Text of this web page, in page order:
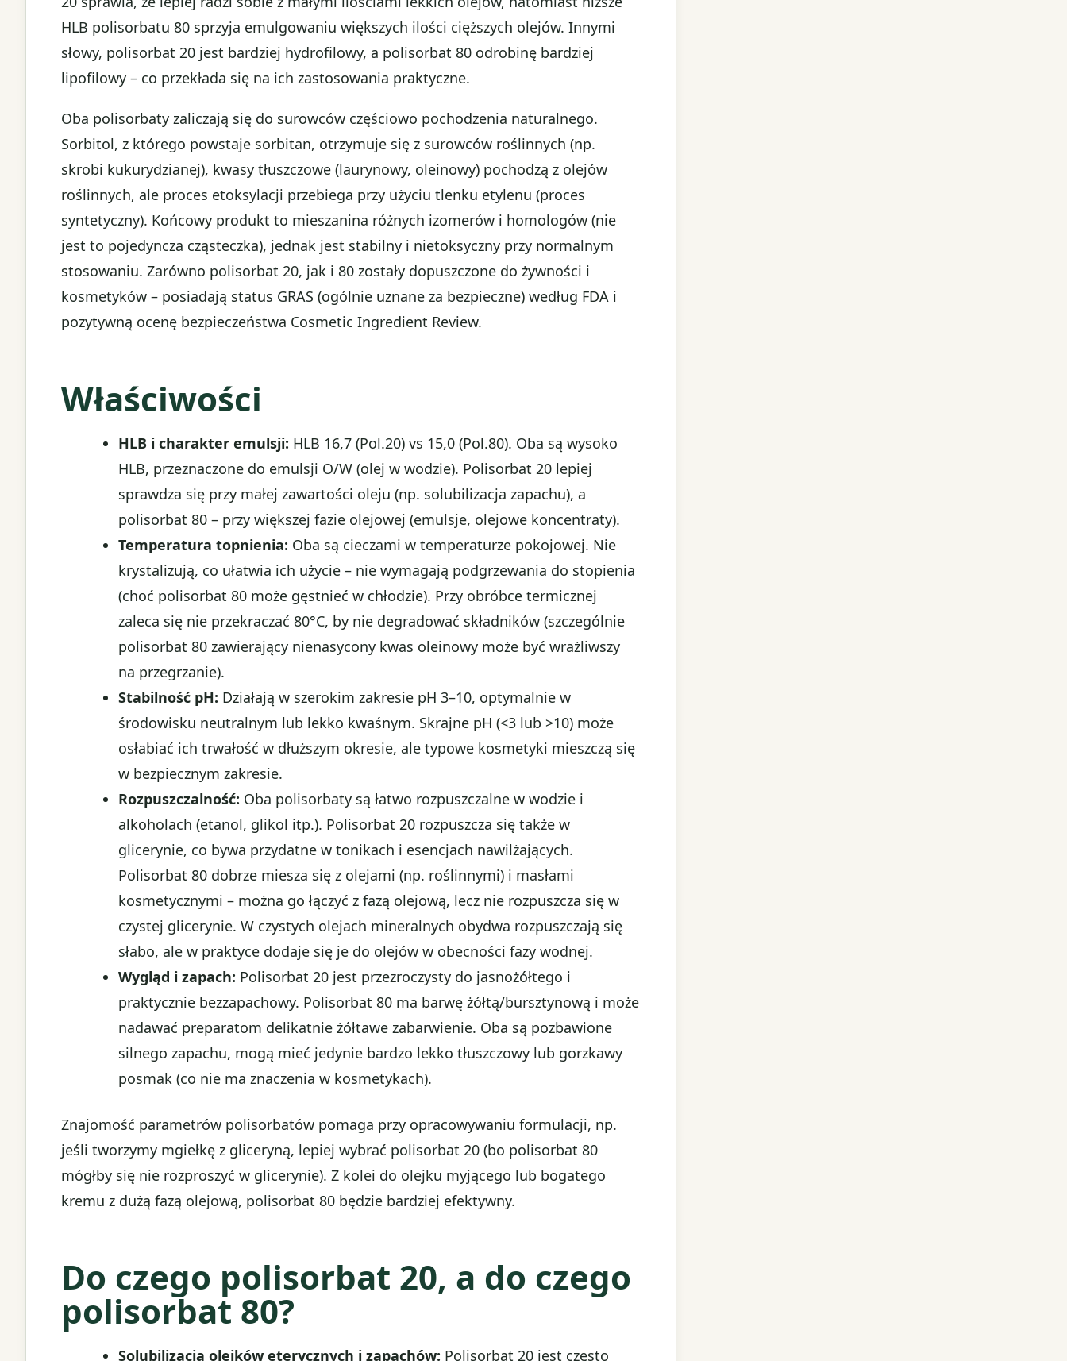
HLB polisorbatu 80 sprzyja emulgowaniu większych ilości cięższych olejów. Innymi
słowy, polisorbat 20 jest bardziej hydrofilowy, a polisorbat 80 odrobinę bardziej
lipofilowy – co przekłada się na ich zastosowania praktyczne.
Oba polisorbaty zaliczają się do surowców częściowo pochodzenia naturalnego.
Sorbitol, z którego powstaje sorbitan, otrzymuje się z surowców roślinnych (np.
skrobi kukurydzianej), kwasy tłuszczowe (laurynowy, oleinowy) pochodzą z olejów
roślinnych, ale proces etoksylacji przebiega przy użyciu tlenku etylenu (proces
syntetyczny). Końcowy produkt to mieszanina różnych izomerów i homologów (nie
jest to pojedyncza cząsteczka), jednak jest stabilny i nietoksyczny przy normalnym
stosowaniu. Zarówno polisorbat 20, jak i 80 zostały dopuszczone do żywności i
kosmetyków – posiadają status GRAS (ogólnie uznane za bezpieczne) według FDA i
pozytywną ocenę bezpieczeństwa Cosmetic Ingredient Review.
Właściwości
HLB i charakter emulsji: HLB 16,7 (Pol.20) vs 15,0 (Pol.80). Oba są wysoko
HLB, przeznaczone do emulsji O/W (olej w wodzie). Polisorbat 20 lepiej
sprawdza się przy małej zawartości oleju (np. solubilizacja zapachu), a
polisorbat 80 – przy większej fazie olejowej (emulsje, olejowe koncentraty).
Temperatura topnienia: Oba są cieczami w temperaturze pokojowej. Nie
krystalizują, co ułatwia ich użycie – nie wymagają podgrzewania do stopienia
(choć polisorbat 80 może gęstnieć w chłodzie). Przy obróbce termicznej
zaleca się nie przekraczać 80°C, by nie degradować składników (szczególnie
polisorbat 80 zawierający nienasycony kwas oleinowy może być wrażliwszy
na przegrzanie).
Stabilność pH: Działają w szerokim zakresie pH 3–10, optymalnie w
środowisku neutralnym lub lekko kwaśnym. Skrajne pH (<3 lub >10) może
osłabiać ich trwałość w dłuższym okresie, ale typowe kosmetyki mieszczą się
w bezpiecznym zakresie.
Rozpuszczalność: Oba polisorbaty są łatwo rozpuszczalne w wodzie i
alkoholach (etanol, glikol itp.). Polisorbat 20 rozpuszcza się także w
glicerynie, co bywa przydatne w tonikach i esencjach nawilżających.
Polisorbat 80 dobrze miesza się z olejami (np. roślinnymi) i masłami
kosmetycznymi – można go łączyć z fazą olejową, lecz nie rozpuszcza się w
czystej glicerynie. W czystych olejach mineralnych obydwa rozpuszczają się
słabo, ale w praktyce dodaje się je do olejów w obecności fazy wodnej.
Wygląd i zapach: Polisorbat 20 jest przezroczysty do jasnożółtego i
praktycznie bezzapachowy. Polisorbat 80 ma barwę żółtą/bursztynową i może
nadawać preparatom delikatnie żółtawe zabarwienie. Oba są pozbawione
silnego zapachu, mogą mieć jedynie bardzo lekko tłuszczowy lub gorzkawy
posmak (co nie ma znaczenia w kosmetykach).
Znajomość parametrów polisorbatów pomaga przy opracowywaniu formulacji, np.
jeśli tworzymy mgiełkę z gliceryną, lepiej wybrać polisorbat 20 (bo polisorbat 80
mógłby się nie rozproszyć w glicerynie). Z kolei do olejku myjącego lub bogatego
kremu z dużą fazą olejową, polisorbat 80 będzie bardziej efektywny.
Do czego polisorbat 20, a do czego
polisorbat 80?
Solubilizacja olejków eterycznych i zapachów: Polisorbat 20 jest często